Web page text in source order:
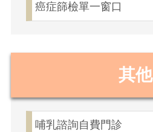
癌症篩檢單一窗口
其他
哺乳諮詢自費門診